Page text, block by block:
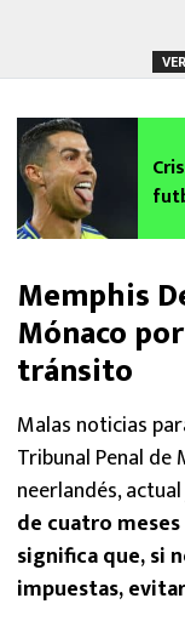
Memphis
Mónaco
tránsito
Malas noticias
Tribunal Penal
neerlandés,
de cuatro
significa que, si
impuestas,